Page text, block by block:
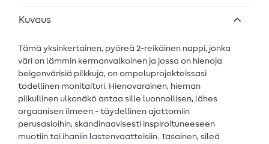
Kuvaus
Tämä yksinkertainen, pyöreä 2-reikäinen nappi, jonka
väri on lämmin kermanvalkoinen ja jossa on hienoja
beigenvärisiä pilkkuja, on ompeluprojekteissasi
todellinen monitaituri. Hienovarainen, hieman
pilkullinen ulkonäkö antaa sille luonnollisen, lähes
orgaanisen ilmeen - täydellinen ajattomiin
perusasioihin, skandinaavisesti inspiroituneeseen
muotiin tai ihaniin lastenvaatteisiin. Tasainen, sileä